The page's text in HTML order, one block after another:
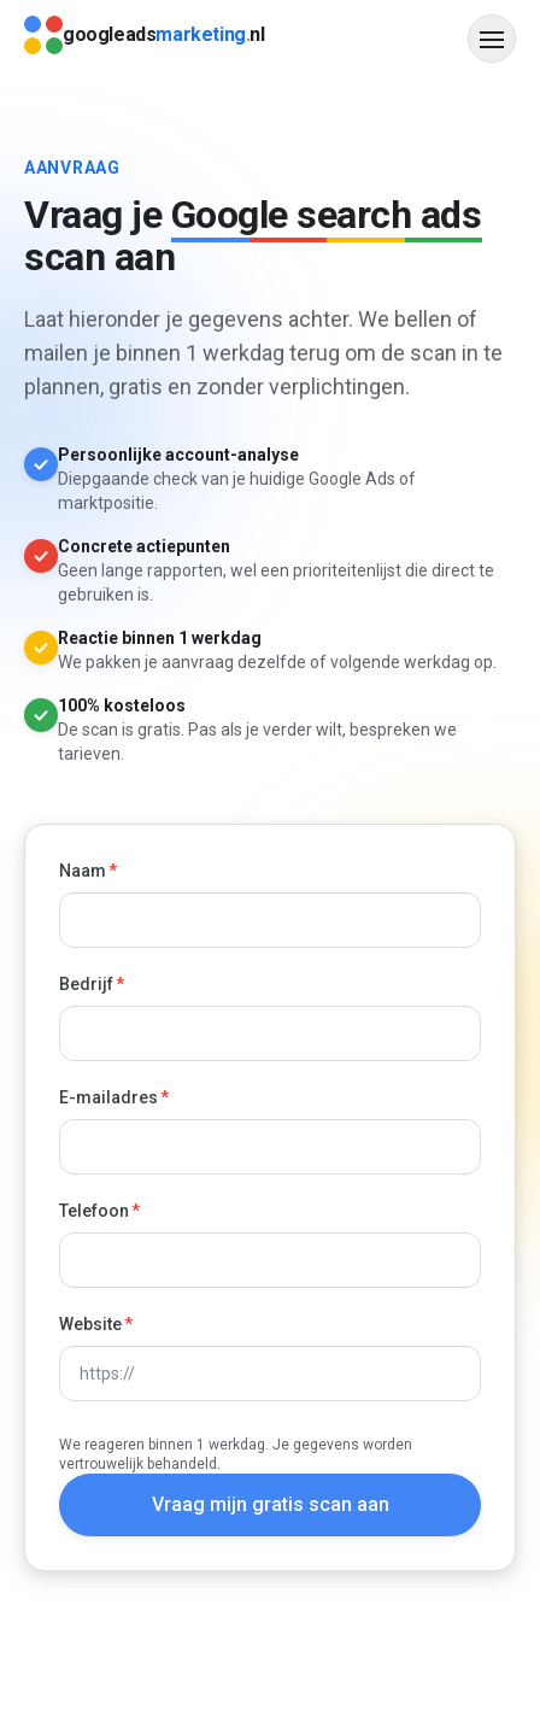
Direct naar content
googleadsmarketing.nl
Resultaten
Veelgestelde vragen
Blog
Contact
Gratis Google Ads scan
AANVRAAG
Vraag je Google search ads
scan aan
Laat hieronder je gegevens achter. We bellen of
mailen je binnen 1 werkdag terug om de scan in te
plannen, gratis en zonder verplichtingen.
Persoonlijke account-analyse
Diepgaande check van je huidige Google Ads of
marktpositie.
Concrete actiepunten
Geen lange rapporten, wel een prioriteitenlijst die direct te
gebruiken is.
Reactie binnen 1 werkdag
We pakken je aanvraag dezelfde of volgende werkdag op.
100% kosteloos
De scan is gratis. Pas als je verder wilt, bespreken we
tarieven.
Naam*
Bedrijf*
E-mailadres*
Telefoon*
Website*
We reageren binnen 1 werkdag. Je gegevens worden
vertrouwelijk behandeld.
Vraag mijn gratis scan aan